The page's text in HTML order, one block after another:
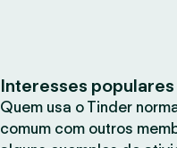
Interesses
Quem usa o Tinder
comum com outros